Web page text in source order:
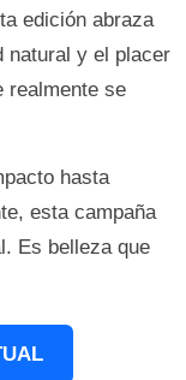
edición abraza
natural y el placer
realmente se
hasta
esta campaña
Es belleza que